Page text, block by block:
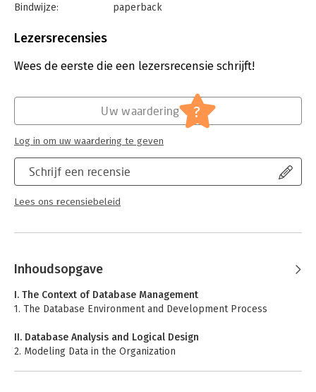
methodologies, and database technology – such as application
trends in the field and the skills required of modern
Bindwijze:
paperback
Verschijningsdatum:
Hoofdrubriek: Inkoop en logistiek
Lezersrecensies
Wees de eerste die een lezersrecensie schrijft!
Schrijf een recensie
Lees ons recensiebeleid
Uw waardering ?
Log in om uw waardering te geven
Inhoudsopgave
I. The Context of Database Management
1. The Database Environment and Development Process
II. Database Analysis and Logical Design
2. Modeling Data in the Organization